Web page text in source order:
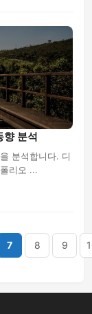
향 분석
분석합니다. 디
리오 ...
7 8 9